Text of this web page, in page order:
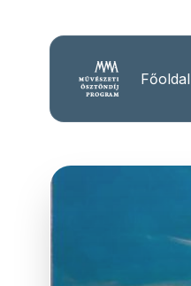
Főoldal